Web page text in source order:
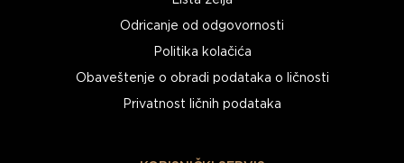
Odricanje od odgovornosti
Politika kolačića
Obaveštenje o obradi podataka o ličnosti
Privatnost ličnih podataka